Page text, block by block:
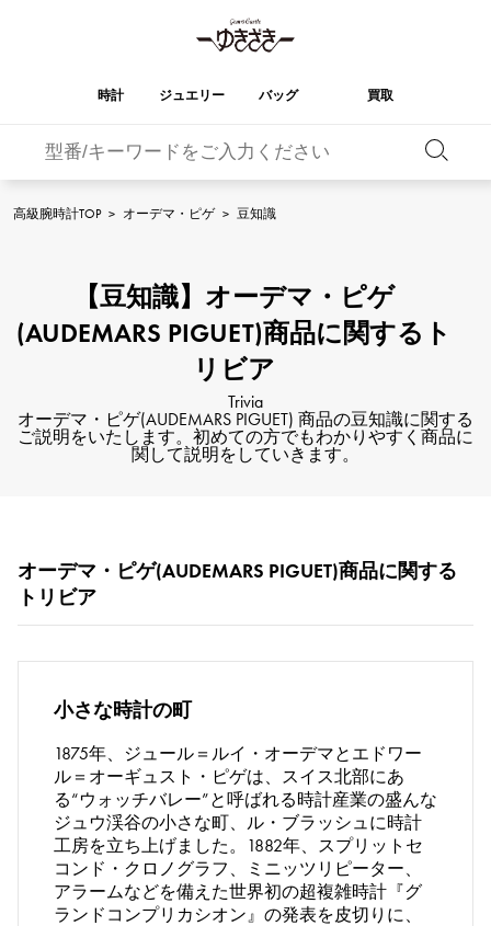
時計 ジュエリー バッグ 買取
ロレックス
A.LANGE & SOHNE
ランゲ＆ゾーネ
Breguet
パテック・フィリップ
IWC
フランク・ミュラー
RICHARD MILLE
リシャール・ミル
VACHERON
PANERAI
オーデマ・ピゲ ジャガー・ルクルト
シャネル カルティエ
HARRY WINSTON BVLGARI
ZENITH
DUNAMIS
デュナミス
TABLE CLOCK
置き時計
VINTAGE WATCH
ヴィンテージウォッチ
すべての時計ブランドを見る
YUKIZAKI
ジュエリー
ジュエリー
ジュエリー
レガリア ダブルトップ
YOBIKO NOMBRE
ノンブル
ALPHA putite
アルファプティ
eclat
エクラ
アングラー エタニティ
ヒマワリ ゆきざき バチカン
USED NOMBRE USED ALPHA
オリジナルジュエリー一覧へ
バーキン オータクロア
ガーデンパーティー エブリン
チャーム
エルメスバッグ
高級腕時計TOP > オーデマ・ピゲ > 豆知識
【豆知識】オーデマ・ピゲ
(AUDEMARS PIGUET)商品に関するト
リビア
Trivia
オーデマ・ピゲ(AUDEMARS PIGUET) 商品の豆知識に関する
ご説明をいたします。初めての方でもわかりやすく商品に
関して説明をしていきます。
オーデマ・ピゲ(AUDEMARS PIGUET)商品に関する
トリビア
小さな時計の町
1875年、ジュール＝ルイ・オーデマとエドワー
ル＝オーギュスト・ピゲは、スイス北部にあ
る“ウォッチバレー”と呼ばれる時計産業の盛んな
ジュウ渓谷の小さな町、ル・ブラッシュに時計
工房を立ち上げました。1882年、スプリットセ
コンド・クロノグラフ、ミニッツリピーター、
アラームなどを備えた世界初の超複雑時計『グ
ランドコンプリカシオン』の発表を皮切りに、